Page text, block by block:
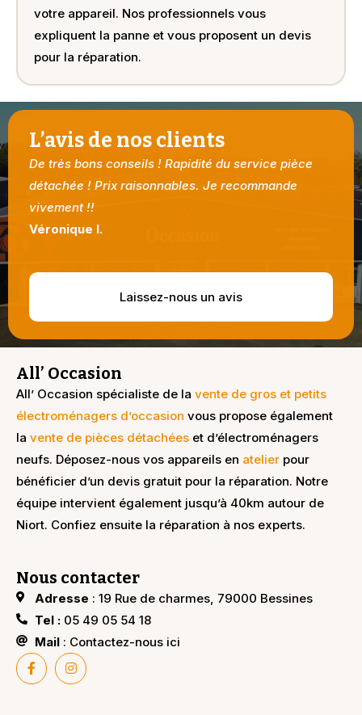
votre appareil. Nos professionnels vous
expliquent la panne et vous proposent un devis
pour la réparation.
L’avis de nos clients
De très bons conseils ! Rapidité du service pièce
détachée ! Prix raisonnables. Je recommande
vivement !!
Véronique I.
Laissez-nous un avis
All’ Occasion
All’ Occasion spécialiste de la vente de gros et petits
électroménagers d’occasion vous propose également
la vente de pièces détachées et d’électroménagers
neufs. Déposez-nous vos appareils en atelier pour
bénéficier d’un devis gratuit pour la réparation. Notre
équipe intervient également jusqu’à 40km autour de
Niort. Confiez ensuite la réparation à nos experts.
Nous contacter
Adresse : 19 Rue de charmes, 79000 Bessines
Tel :05 49 05 54 18
Mail: Contactez-nous ici